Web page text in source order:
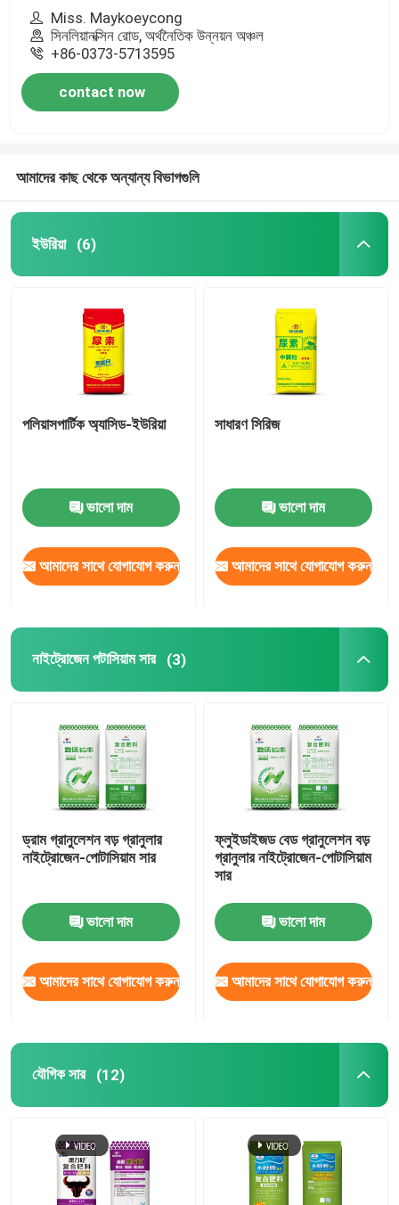
ভিডিও
Miss. Maykoeycong
সিনলিয়ানক্সিন রোড, অর্থনৈতিক উন্নয়ন অঞ্চল
+86-0373-5713595
contact now
আমাদের কাছ থেকে অন্যান্য বিভাগগুলি
ইউরিয়া (6)
পলিয়াসপার্টিক অ্যাসিড-ইউরিয়া
ভালো দাম
আমাদের সাথে যোগাযোগ করুন
সাধারণ সিরিজ
ভালো দাম
আমাদের সাথে যোগাযোগ করুন
নাইট্রোজেন পটাসিয়াম সার (3)
ড্রাম গ্রানুলেশন বড় গ্রানুলার
নাইট্রোজেন-পোটাসিয়াম সার
ভালো দাম
আমাদের সাথে যোগাযোগ করুন
ফ্লুইডাইজড বেড গ্রানুলেশন বড়
গ্রানুলার নাইট্রোজেন-পোটাসিয়াম
সার
ভালো দাম
আমাদের সাথে যোগাযোগ করুন
যৌগিক সার (12)